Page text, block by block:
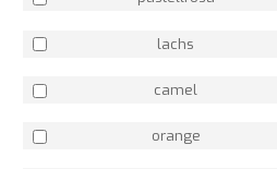
lachs
camel
orange